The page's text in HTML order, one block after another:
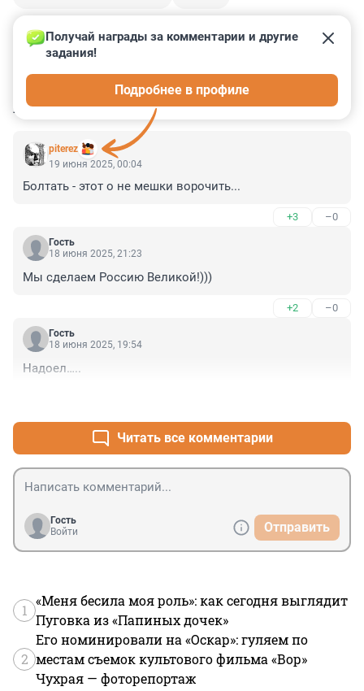
КОММЕНТАРИИ 36
piterez
Получай награды за комментарии и другие
задания!
Подробнее в профиле
19 июня 2025, 00:04
Болтать - этот о не мешки ворочить...
+3 –0
Гость
18 июня 2025, 21:23
Мы сделаем Россию Великой!)))
+2 –0
Гость
18 июня 2025, 19:54
Надоел…..
Читать все комментарии
Гость
Войти
Отправить
1
«Меня бесила моя роль»: как сегодня выглядит
Пуговка из «Папиных дочек»
2
Его номинировали на «Оскар»: гуляем по
местам съемок культового фильма «Вор»
Чухрая — фоторепортаж